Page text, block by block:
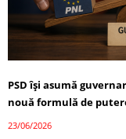
PSD își asumă
nouă formulă de
23/06/2026